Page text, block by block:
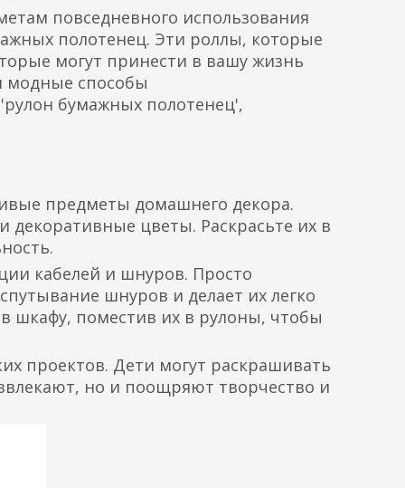
повседневного использования
полотенец. Эти роллы, которые
могут принести в вашу жизнь
модные способы
бумажных полотенец',
предметы домашнего декора.
цветы. Раскрасьте их в
кабелей и шнуров. Просто
шнуров и делает их легко
шкафу, поместив их в рулоны, чтобы
проектов. Дети могут раскрашивать
но и поощряют творчество и